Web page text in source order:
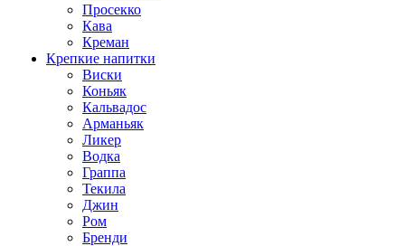
Просекко
Кава
Креман
Крепкие напитки
Виски
Коньяк
Кальвадос
Арманьяк
Ликер
Водка
Граппа
Текила
Джин
Ром
Бренди